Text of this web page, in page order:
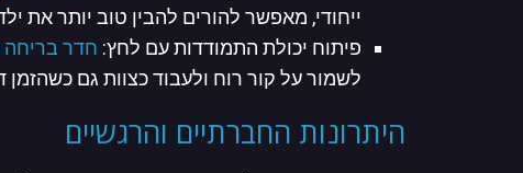
ייחודי, מאפשר להורים להבין טוב יותר את
פיתוח יכולת התמודדות עם לחץ: חדר
לשמור על קור רוח ולעבוד כצוות גם כשהזמן
היתרונות החברתיים והרגשיים